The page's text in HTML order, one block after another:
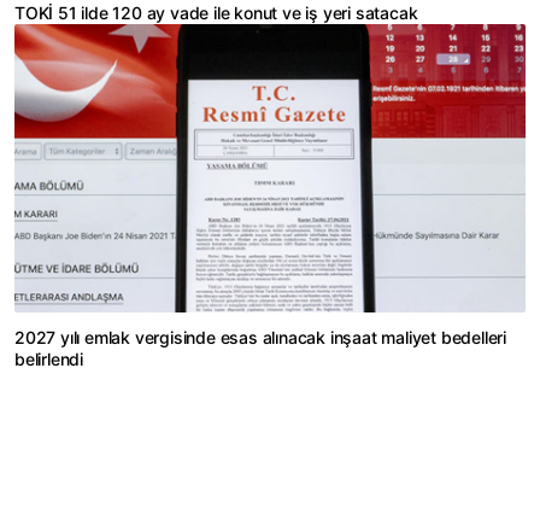
TOKİ 51 ilde 120 ay vade ile konut ve iş yeri satacak
2027 yılı emlak vergisinde esas alınacak inşaat maliyet bedelleri
belirlendi